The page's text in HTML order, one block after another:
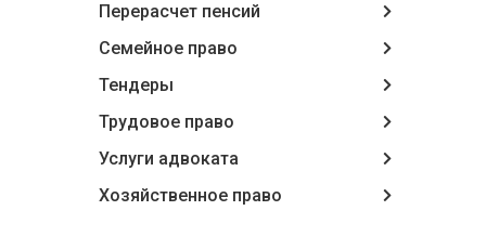
Перерасчет пенсий
Семейное право
Тендеры
Трудовое право
Услуги адвоката
Хозяйственное право